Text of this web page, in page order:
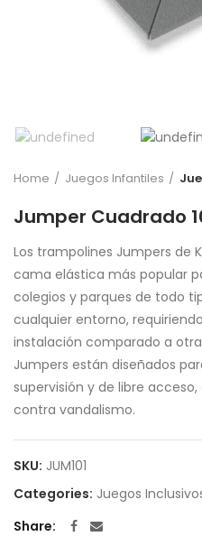
Home Juegos Infantiles
Jumper Cuadrado
Los trampolines Jumpers de
cama elástica más popular
colegios y parques de todo
cualquier entorno,
instalación comparado a
Jumpers están diseñados
supervisión y de libre
contra vandalismo.
SKU: JUM101
Categories: Juegos
Share